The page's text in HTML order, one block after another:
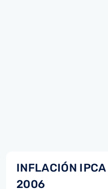
INFLACIÓN
2006